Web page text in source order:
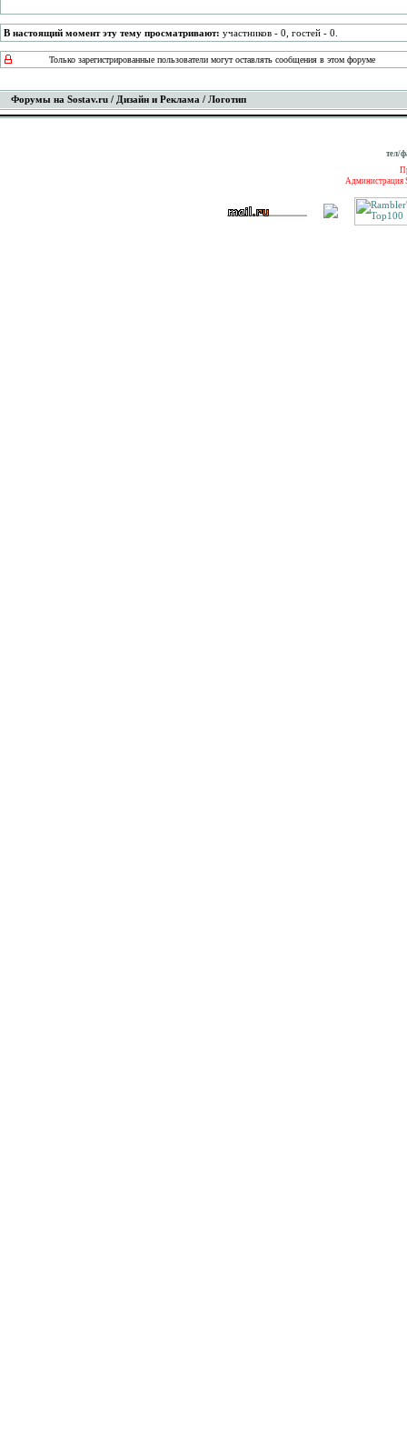
В настоящий момент эту тему просматривают: участников - 0, гостей - 0.
Только зарегистрированные пользователи могут оставлять сообщения в этом форуме
Форумы на Sostav.ru / Дизайн и Реклама / Логотип
тел/
Администрация